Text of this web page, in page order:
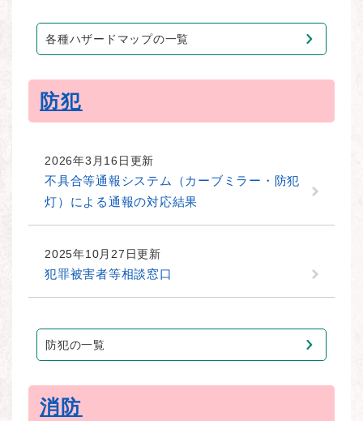
各種ハザードマップの一覧
防犯
2026年3月16日更新
不具合等通報システム（カーブミラー・防犯
灯）による通報の対応結果
2025年10月27日更新
犯罪被害者等相談窓口
防犯の一覧
消防